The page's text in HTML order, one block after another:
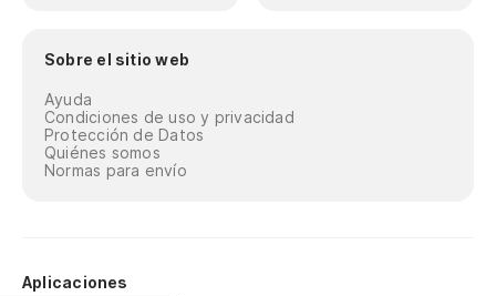
Sobre el sitio web
Ayuda
Condiciones de uso y privacidad
Protección de Datos
Quiénes somos
Normas para envío
Aplicaciones